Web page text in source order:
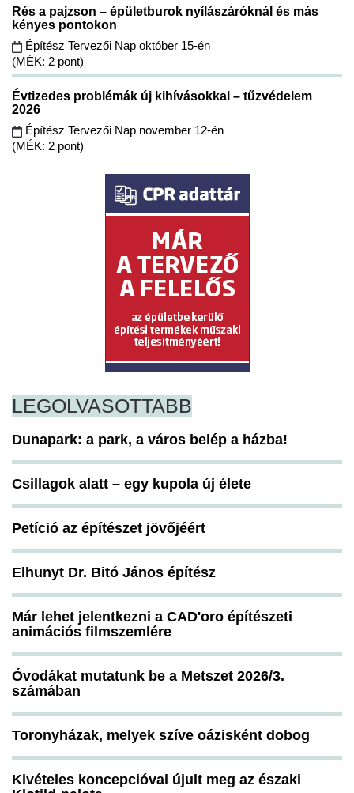
Rés a pajzson – épületburok nyílászáróknál és más
kényes pontokon
Építész Tervezői Nap október 15-én
(MÉK: 2 pont)
Évtizedes problémák új kihívásokkal – tűzvédelem
2026
Építész Tervezői Nap november 12-én
(MÉK: 2 pont)
LEGOLVASOTTABB
Dunapark: a park, a város belép a házba!
Csillagok alatt – egy kupola új élete
Petíció az építészet jövőjéért
Elhunyt Dr. Bitó János építész
Már lehet jelentkezni a CAD'oro építészeti
animációs filmszemlére
Óvodákat mutatunk be a Metszet 2026/3.
számában
Toronyházak, melyek szíve oázisként dobog
Kivételes koncepcióval újult meg az északi